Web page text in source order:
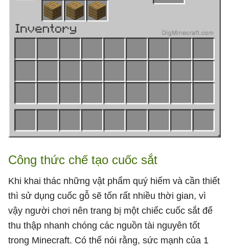
Công thức chế tạo cuốc sắt
Khi khai thác những vật phẩm quý hiếm và cần thiết
thì sử dụng cuốc gỗ sẽ tốn rất nhiều thời gian, vì
vậy người chơi nên trang bị một chiếc cuốc sắt để
thu thập nhanh chóng các nguồn tài nguyên tốt
trong Minecraft. Có thể nói rằng, sức mạnh của 1